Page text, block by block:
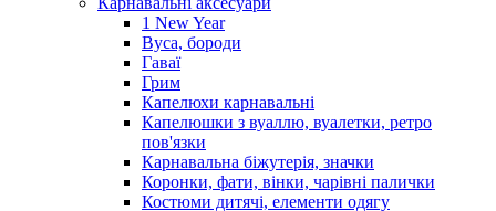
1 New Year
Вуса, бороди
Гаваї
Грим
Капелюхи карнавальні
Капелюшки з вуаллю, вуалетки, ретро
пов'язки
Карнавальна біжутерія, значки
Коронки, фати, вінки, чарівні палички
Костюми дитячі, елементи одягу